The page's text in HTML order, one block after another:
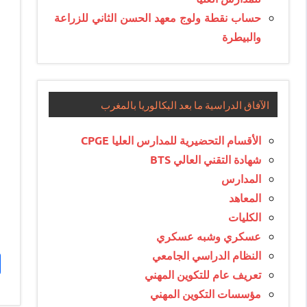
حساب نقطة ولوج معهد الحسن الثاني للزراعة
والبيطرة
الآفاق الدراسية ما بعد البكالوريا بالمغرب
الأقسام التحضيرية للمدارس العليا CPGE
شهادة التقني العالي BTS
المدارس
المعاهد
الكليات
عسكري وشبه عسكري
النظام الدراسي الجامعي
تعريف عام للتكوين المهني
مؤسسات التكوين المهني